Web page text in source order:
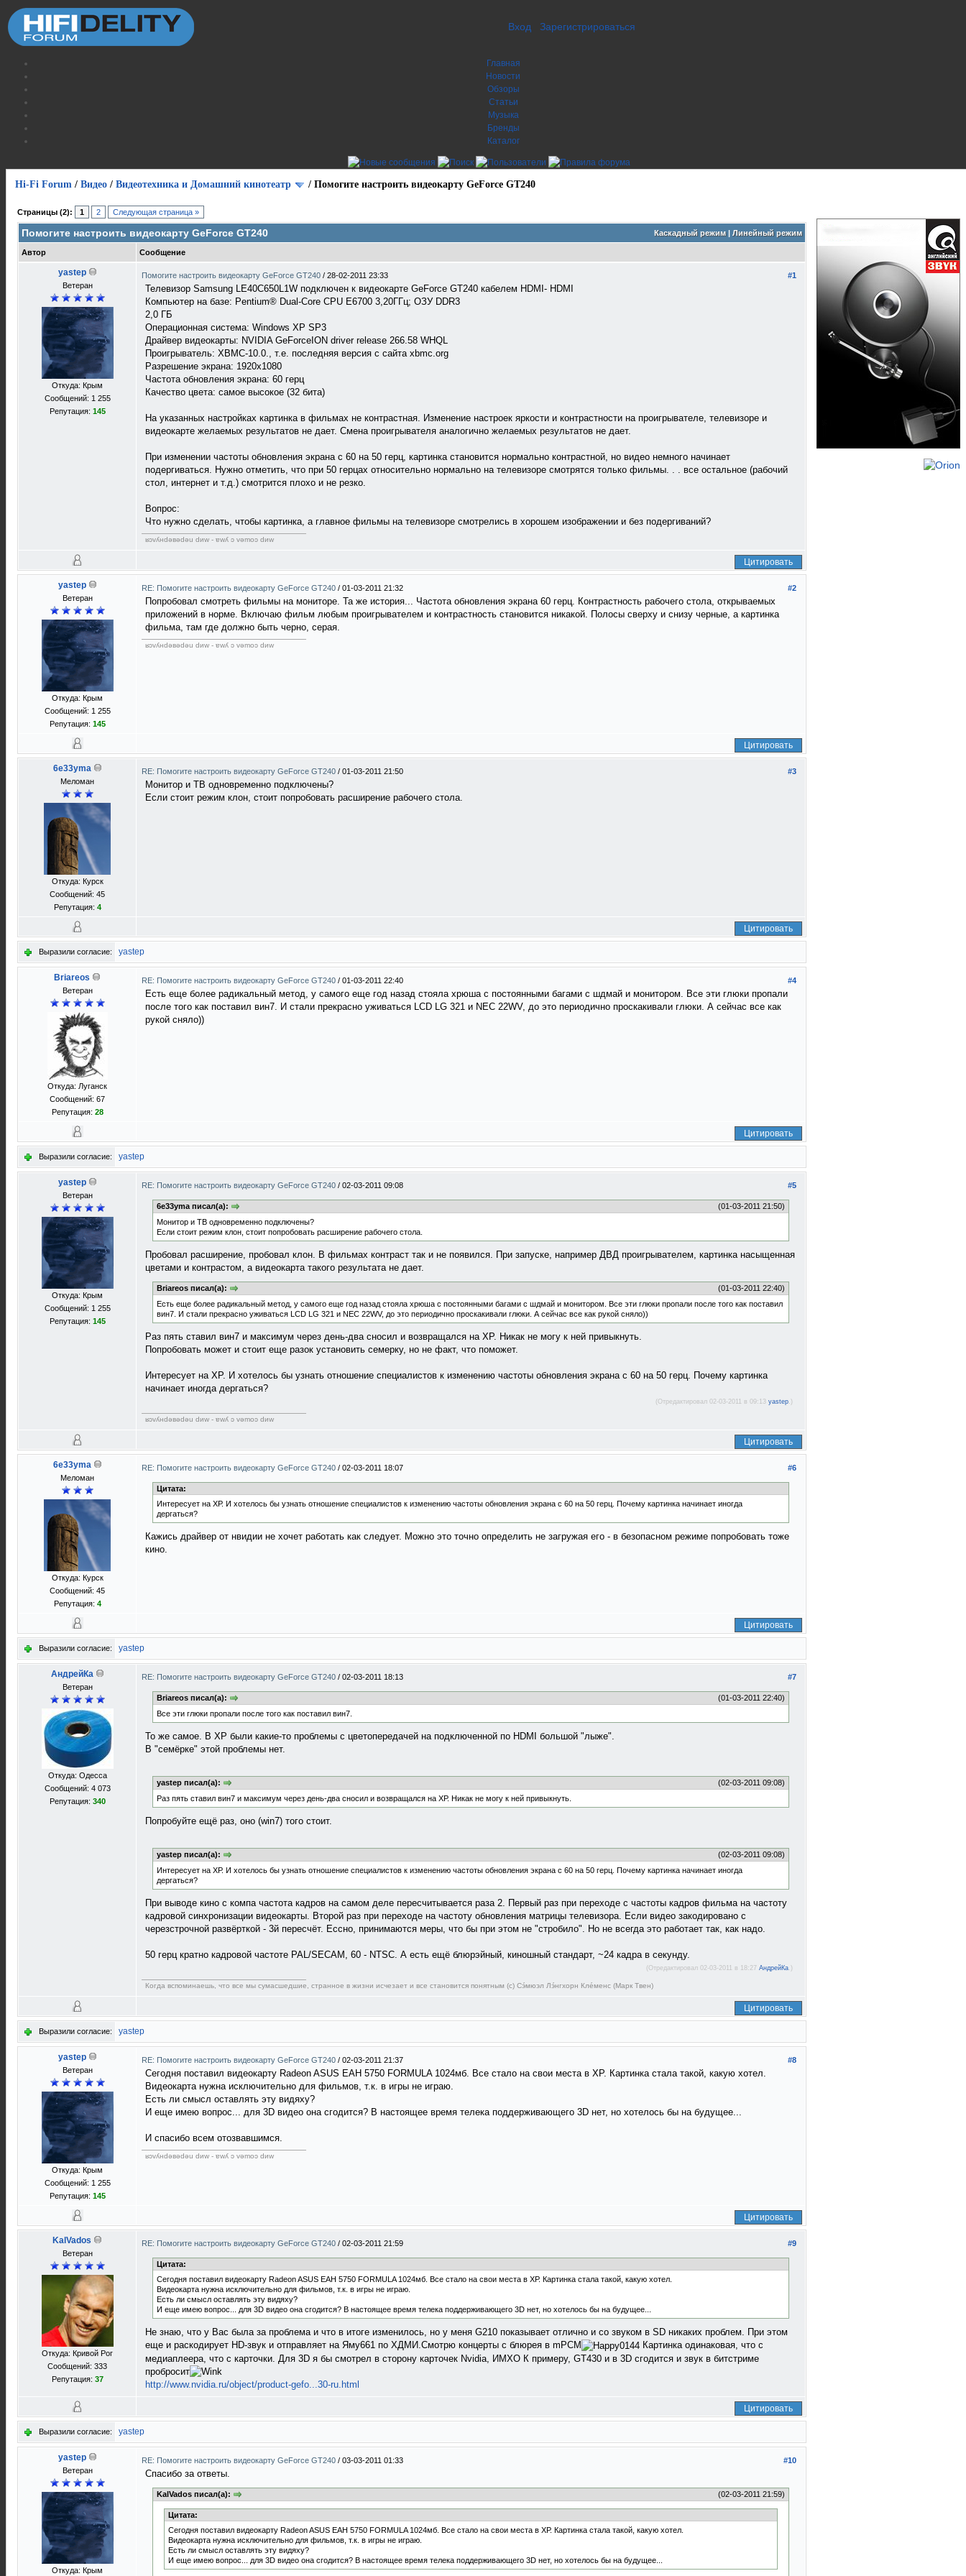
Вход Зарегистрироваться
Главная
Новости
Обзоры
Статьи
Музыка
Бренды
Каталог
Hi-Fi Forum / Видео / Видеотехника и Домашний кинотеатр / Помогите настроить видеокарту GeForce GT240
Страницы (2): 1 2 Следующая страница »
Каскадный режим| Линейный режим
Помогите настроить видеокарту GeForce GT240
Автор Сообщение
yastep
Ветеран
Откуда: Крым
Сообщений: 1 255
Репутация: 145
#1
Помогите настроить видеокарту GeForce GT240 / 28-02-2011 23:33
Телевизор Samsung LE40C650L1W подключен к видеокарте GeForce GT240 кабелем HDMI- HDMI
Компьютер на базе: Pentium® Dual-Core CPU E6700 3,20ГГц; ОЗУ DDR3
2,0 ГБ
Операционная система: Windows XP SP3
Драйвер видеокарты: NVIDIA GeForceION driver release 266.58 WHQL
Проигрыватель: XBMC-10.0., т.е. последняя версия с сайта xbmc.org
Разрешение экрана: 1920х1080
Частота обновления экрана: 60 герц
Качество цвета: самое высокое (32 бита)
На указанных настройках картинка в фильмах не контрастная. Изменение настроек яркости и контрастности на проигрывателе, телевизоре и
видеокарте желаемых результатов не дает. Смена проигрывателя аналогично желаемых результатов не дает.
При изменении частоты обновления экрана с 60 на 50 герц, картинка становится нормально контрастной, но видео немного начинает
подергиваться. Нужно отметить, что при 50 герцах относительно нормально на телевизоре смотрятся только фильмы. . . все остальное (рабочий
стол, интернет и т.д.) смотрится плохо и не резко.
Вопрос:
Что нужно сделать, чтобы картинка, а главное фильмы на телевизоре смотрелись в хорошем изображении и без подергиваний?
ʁɔvʎнdǝвǝdǝu dиw - ɐwʎ ɔ vǝmоɔ dиw
Цитировать
yastep
Ветеран
Откуда: Крым
Сообщений: 1 255
Репутация: 145
#2
RE: Помогите настроить видеокарту GeForce GT240 / 01-03-2011 21:32
Попробовал смотреть фильмы на мониторе. Та же история... Частота обновления экрана 60 герц. Контрастность рабочего стола, открываемых
приложений в норме. Включаю фильм любым проигрывателем и контрастность становится никакой. Полосы сверху и снизу черные, а картинка
фильма, там где должно быть черно, серая.
ʁɔvʎнdǝвǝdǝu dиw - ɐwʎ ɔ vǝmоɔ dиw
Цитировать
6e33yma
Меломан
Откуда: Курск
Сообщений: 45
Репутация: 4
#3
RE: Помогите настроить видеокарту GeForce GT240 / 01-03-2011 21:50
Монитор и ТВ одновременно подключены?
Если стоит режим клон, стоит попробовать расширение рабочего стола.
Цитировать
Выразили согласие: yastep
Briareos
Ветеран
Откуда: Луганск
Сообщений: 67
Репутация: 28
#4
RE: Помогите настроить видеокарту GeForce GT240 / 01-03-2011 22:40
Есть еще более радикальный метод, у самого еще год назад стояла хрюша с постоянными багами с шдмай и монитором. Все эти глюки пропали
после того как поставил вин7. И стали прекрасно уживаться LCD LG 321 и NEC 22WV, до это периодично проскакивали глюки. А сейчас все как
рукой сняло))
Цитировать
Выразили согласие: yastep
yastep
Ветеран
Откуда: Крым
Сообщений: 1 255
Репутация: 145
#5
RE: Помогите настроить видеокарту GeForce GT240 / 02-03-2011 09:08
(01-03-2011 21:50)
6e33yma писал(а):
Монитор и ТВ одновременно подключены?
Если стоит режим клон, стоит попробовать расширение рабочего стола.
Пробовал расширение, пробовал клон. В фильмах контраст так и не появился. При запуске, например ДВД проигрывателем, картинка насыщенная
цветами и контрастом, а видеокарта такого результата не дает.
(01-03-2011 22:40)
Briareos писал(а):
Есть еще более радикальный метод, у самого еще год назад стояла хрюша с постоянными багами с шдмай и монитором. Все эти глюки пропали после того как поставил
вин7. И стали прекрасно уживаться LCD LG 321 и NEC 22WV, до это периодично проскакивали глюки. А сейчас все как рукой сняло))
Раз пять ставил вин7 и максимум через день-два сносил и возвращался на ХР. Никак не могу к ней привыкнуть.
Попробовать может и стоит еще разок установить семерку, но не факт, что поможет.
Интересует на ХР. И хотелось бы узнать отношение специалистов к изменению частоты обновления экрана с 60 на 50 герц. Почему картинка
начинает иногда дергаться?
(Отредактировал 02-03-2011 в 09:13 yastep.)
ʁɔvʎнdǝвǝdǝu dиw - ɐwʎ ɔ vǝmоɔ dиw
Цитировать
6e33yma
Меломан
Откуда: Курск
Сообщений: 45
Репутация: 4
#6
RE: Помогите настроить видеокарту GeForce GT240 / 02-03-2011 18:07
Цитата:
Интересует на ХР. И хотелось бы узнать отношение специалистов к изменению частоты обновления экрана с 60 на 50 герц. Почему картинка начинает иногда
дергаться?
Кажись драйвер от нвидии не хочет работать как следует. Можно это точно определить не загружая его - в безопасном режиме попробовать тоже
кино.
Цитировать
Выразили согласие: yastep
АндрейКа
Ветеран
Откуда: Одесса
Сообщений: 4 073
Репутация: 340
#7
RE: Помогите настроить видеокарту GeForce GT240 / 02-03-2011 18:13
(01-03-2011 22:40)
Briareos писал(а):
Все эти глюки пропали после того как поставил вин7.
То же самое. В XP были какие-то проблемы с цветопередачей на подключенной по HDMI большой "лыже".
В "семёрке" этой проблемы нет.
(02-03-2011 09:08)
yastep писал(а):
Раз пять ставил вин7 и максимум через день-два сносил и возвращался на ХР. Никак не могу к ней привыкнуть.
Попробуйте ещё раз, оно (win7) того стоит.
(02-03-2011 09:08)
yastep писал(а):
Интересует на ХР. И хотелось бы узнать отношение специалистов к изменению частоты обновления экрана с 60 на 50 герц. Почему картинка начинает иногда
дергаться?
При выводе кино с компа частота кадров на самом деле пересчитывается раза 2. Первый раз при переходе с частоты кадров фильма на частоту
кадровой синхронизации видеокарты. Второй раз при переходе на частоту обновления матрицы телевизора. Если видео закодировано с
черезстрочной развёрткой - 3й пересчёт. Ессно, принимаются меры, что бы при этом не "стробило". Но не всегда это работает так, как надо.
50 герц кратно кадровой частоте PAL/SECAM, 60 - NTSC. А есть ещё блюрэйный, киношный стандарт, ~24 кадра в секунду.
(Отредактировал 02-03-2011 в 18:27 АндрейКа.)
Когда вспоминаешь, что все мы сумаcшедшие, странное в жизни исчезает и все становится понятным (c) Сэ́мюэл Лэ́нгхорн Кле́менс (Марк Твен)
Цитировать
Выразили согласие: yastep
yastep
Ветеран
Откуда: Крым
Сообщений: 1 255
Репутация: 145
#8
RE: Помогите настроить видеокарту GeForce GT240 / 02-03-2011 21:37
Сегодня поставил видеокарту Radeon ASUS EAH 5750 FORMULA 1024мб. Все стало на свои места в ХР. Картинка стала такой, какую хотел.
Видеокарта нужна исключительно для фильмов, т.к. в игры не играю.
Есть ли смысл оставлять эту видяху?
И еще имею вопрос... для 3D видео она сгодится? В настоящее время телека поддерживающего 3D нет, но хотелось бы на будущее...
И спасибо всем отозвавшимся.
ʁɔvʎнdǝвǝdǝu dиw - ɐwʎ ɔ vǝmоɔ dиw
Цитировать
KalVados
Ветеран
Откуда: Кривой Рог
Сообщений: 333
Репутация: 37
#9
RE: Помогите настроить видеокарту GeForce GT240 / 02-03-2011 21:59
Цитата:
Сегодня поставил видеокарту Radeon ASUS EAH 5750 FORMULA 1024мб. Все стало на свои места в ХР. Картинка стала такой, какую хотел.
Видеокарта нужна исключительно для фильмов, т.к. в игры не играю.
Есть ли смысл оставлять эту видяху?
И еще имею вопрос... для 3D видео она сгодится? В настоящее время телека поддерживающего 3D нет, но хотелось бы на будущее...
Не знаю, что у Вас была за проблема и что в итоге изменилось, но у меня G210 показывает отлично и со звуком в SD никаких проблем. При этом
еще и раскодирует HD-звук и отправляет на Яму661 по ХДМИ.Смотрю концерты с блюрея в mPCM
Картинка одинаковая, что с
медиаплеера, что с карточки. Для 3D я бы смотрел в сторону карточек Nvidia, ИМХО К примеру, GT430 и в 3D сгодится и звук в битстриме
пробросит
http://www.nvidia.ru/object/product-gefo...30-ru.html
Цитировать
Выразили согласие: yastep
yastep
Ветеран
Откуда: Крым
#10
RE: Помогите настроить видеокарту GeForce GT240 / 03-03-2011 01:33
Спасибо за ответы.
(02-03-2011 21:59)
KalVados писал(а):
Цитата:
Сегодня поставил видеокарту Radeon ASUS EAH 5750 FORMULA 1024мб. Все стало на свои места в ХР. Картинка стала такой, какую хотел.
Видеокарта нужна исключительно для фильмов, т.к. в игры не играю.
Есть ли смысл оставлять эту видяху?
И еще имею вопрос... для 3D видео она сгодится? В настоящее время телека поддерживающего 3D нет, но хотелось бы на будущее...